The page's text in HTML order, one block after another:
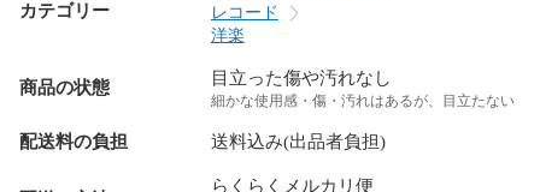
カテゴリー
レコード
洋楽
商品の状態 目立った傷や汚れなし
細かな使用感・傷・汚れはあるが、目立たない
配送料の負担 送料込み(出品者負担)
らくらくメルカリ便